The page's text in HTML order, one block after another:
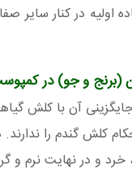
اولیه در کنار سایر
(برنج و جو) در
آن با کلش
کلش گندم را
خرد و در نهایت نرم